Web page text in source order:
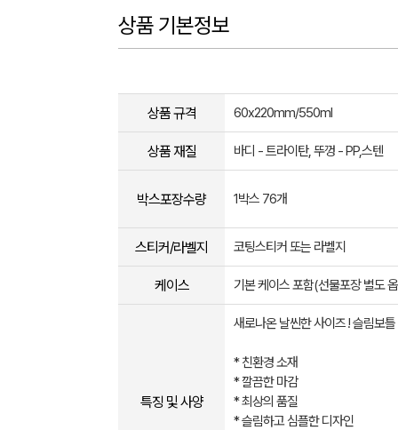
상품 기본정보
상품 규격 60x220mm/550ml
상품 재질 바디 - 트라이탄, 뚜껑 - PP,스텐
박스포장수량 1박스 76개
스티커/라벨지 코팅스티커 또는 라벨지
케이스 기본 케이스 포함(선물포장 별도
특징 및 사양
새로나온 날씬한 사이즈 ! 슬림보틀
* 친환경 소재
* 깔끔한 마감
* 최상의 품질
* 슬림하고 심플한 디자인